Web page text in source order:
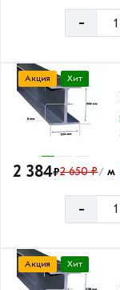
-
Акция Хит
2 384₽2 650 ₽/ м
-
Акция Хит